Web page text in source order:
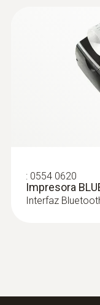
: 0554 0620
Impresora
Interfaz